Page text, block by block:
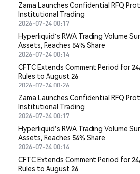
Zama Launches Confidential RFQ
Institutional Trading
2026-07-24 00:17
Hyperliquid's RWA Trading Volume
Assets, Reaches 54% Share
2026-07-24 00:14
CFTC Extends Comment Period for
Rules to August 26
2026-07-24 00:26
Zama Launches Confidential RFQ
Institutional Trading
2026-07-24 00:17
Hyperliquid's RWA Trading Volume
Assets, Reaches 54% Share
2026-07-24 00:14
CFTC Extends Comment Period for
Rules to August 26